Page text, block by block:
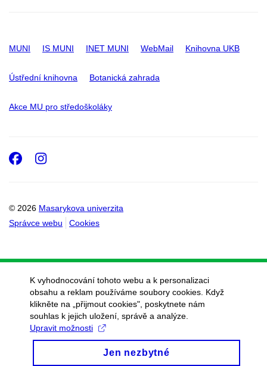
MUNI IS MUNI INET MUNI WebMail Knihovna UKB
Ústřední knihovna Botanická zahrada
Akce MU pro středoškoláky
© 2026 Masarykova univerzita
Správce webu
Cookies
Facebook
Instagram
K vyhodnocování tohoto webu a k personalizaci
obsahu a reklam používáme soubory cookies. Když
klikněte na „přijmout cookies", poskytnete nám
souhlas k jejich uložení, správě a analýze.
Upravit možnosti
Jen nezbytné